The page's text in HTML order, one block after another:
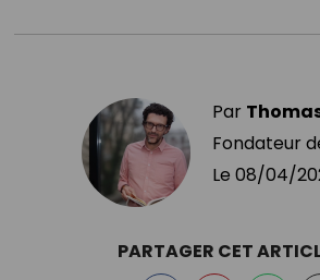
Par
Fondateur
Le 08/04/
PARTAGER CET